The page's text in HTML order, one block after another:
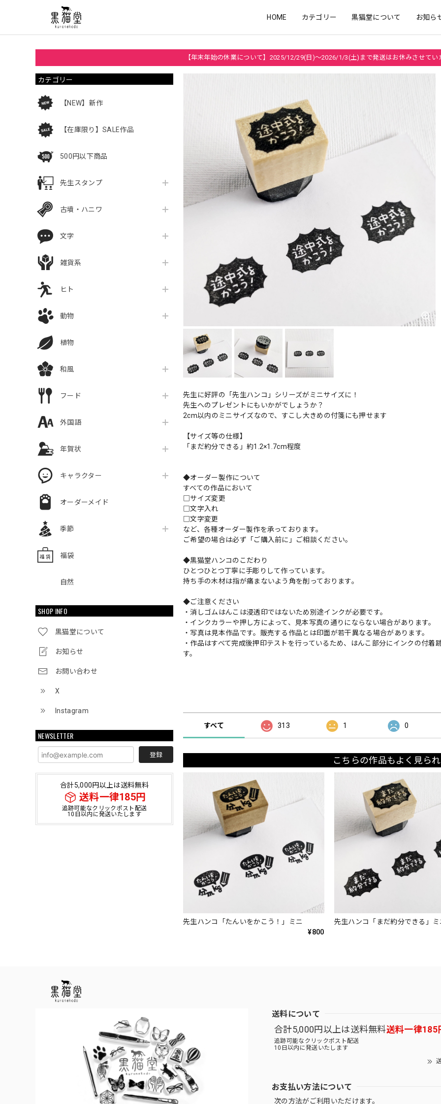
HOME カテゴリー 黒猫堂について お知ら
【年末年始の休業について】2025/12/29(日)～2026/1/3(土)まで発送はお休みさせてい
カテゴリー
【NEW】新作
【在庫限り】SALE作品
500円以下商品
先生スタンプ
古墳・ハニワ
文字
雑貨系
ヒト
動物
植物
和風
フード
外国語
年賀状
キャラクター
オーダーメイド
季節
福袋
自然
SHOP INFO
黒猫堂について
お知らせ
お問い合わせ
X
Instagram
NEWSLETTER
登録
合計5,000円以上は送料無料
送料一律185円
追跡可能なクリックポスト配送
10日以内に発送いたします
先生に好評の「先生ハンコ」シリーズがミニサイズに！
先生へのプレゼントにもいかがでしょうか？
2cm以内のミニサイズなので、すこし大きめの付箋にも押せます
【サイズ等の仕様】
「まだ約分できる」約1.2×1.7cm程度
◆オーダー製作について
すべての作品において
□サイズ変更
□文字入れ
□文字変更
など、各種オーダー製作を承っております。
ご希望の場合は必ず「ご購入前に」ご相談ください。
◆黒猫堂ハンコのこだわり
ひとつひとつ丁寧に手彫りして作っています。
持ち手の木材は指が痛まないよう角を削っております。
◆ご注意ください
・消しゴムはんこは浸透印ではないため別途インクが必要です。
・インクカラーや押し方によって、見本写真の通りにならない場合があります。
・写真は見本作品です。販売する作品とは印面が若干異なる場合があります。
・作品はすべて完成後押印テストを行っているため、はんこ部分にインクの付
す。
すべて 313 1 0
こちらの作品もよく見ら
先生ハンコ「たんいをかこう！」ミニ
¥800
先生ハンコ「まだ約分できる」
送料について
合計5,000円以上は送料無料送料一律185
追跡可能なクリックポスト配送
10日以内に発送いたします
お支払い方法について
次の方法がご利用いただけます。